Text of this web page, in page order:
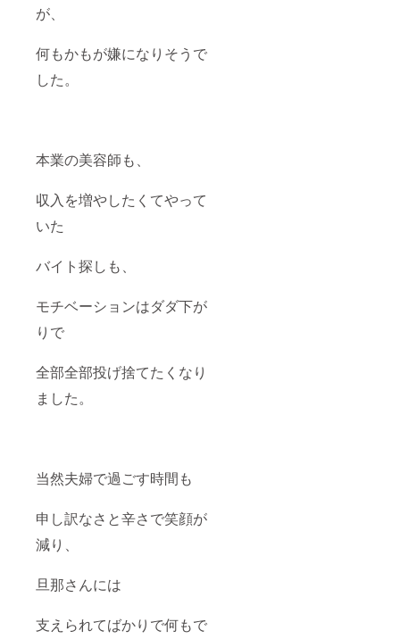
が、
何もかもが嫌になりそうで
した。
本業の美容師も、
収入を増やしたくてやって
いた
バイト探しも、
モチベーションはダダ下が
りで
全部全部投げ捨てたくなり
ました。
当然夫婦で過ごす時間も
申し訳なさと辛さで笑顔が
減り、
旦那さんには
支えられてばかりで何もで